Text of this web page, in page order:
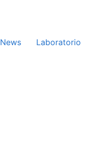
News Laboratorio